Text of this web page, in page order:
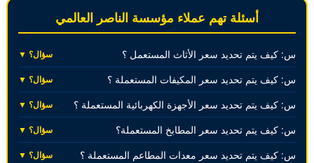
أسئلة تهم عملاء مؤسسة الناصر العالمي
س: كيف يتم تحديد سعر الأثاث المستعمل ؟ سؤال؟ ▼
س: كيف يتم تحديد سعر المكيفات المستعملة ؟ سؤال؟ ▼
س: كيف يتم تحديد سعر الأجهزة الكهربائية المستعملة ؟ سؤال؟ ▼
س: كيف يتم تحديد سعر المطابخ المستعملة؟ سؤال؟ ▼
س: كيف يتم تحديد سعر معدات المطاعم المستعملة ؟ سؤال؟ ▼